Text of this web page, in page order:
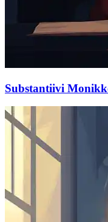
Substantiivi